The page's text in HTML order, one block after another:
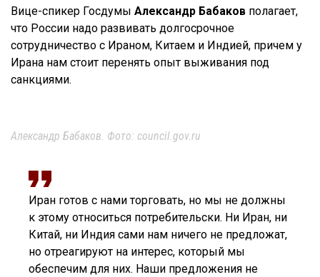
Вице-спикер Госдумы Александр Бабаков полагает,
что России надо развивать долгосрочное
сотрудничество с Ираном, Китаем и Индией, причем у
Ирана нам стоит перенять опыт выживания под
санкциями.
Александр Бабаков. Фото: council.gov.ru
Иран готов с нами торговать, но мы не должны
к этому относиться потребительски. Ни Иран, ни
Китай, ни Индия сами нам ничего не предложат,
но отреагируют на интерес, который мы
обеспечим для них. Наши предложения не